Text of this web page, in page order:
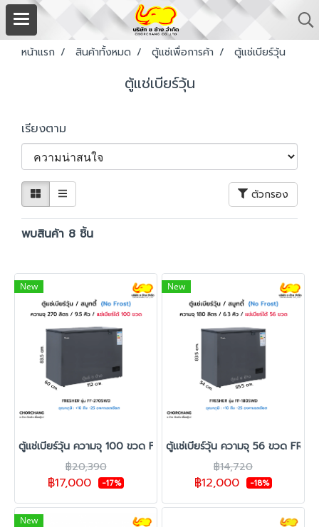
หน้าแรก สินค้าทั้งหมด ตู้แช่เพื่อการค้า ตู้แช่เบียร์วุ้น
ตู้แช่เบียร์วุ้น
เรียงตาม
ตัวกรอง
พบสินค้า 8 ชิ้น
New
ตู้แช่เบียร์วุ้น ความจุ 100 ขวด FRESHER รุ่น FF-270SWD
฿20,390
฿17,000 -17%
New
ตู้แช่เบียร์วุ้น ความจุ 56 ขวด
฿14,720
฿12,000 -18%
New